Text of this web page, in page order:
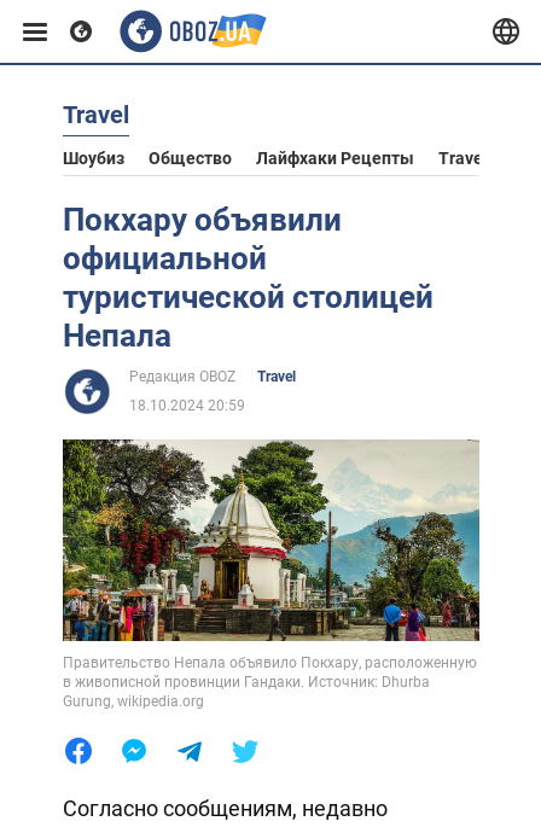
Европа
США
Азия
Африка
Жизнь
Лайфхаки
Travel
Шоубиз Общество Лайфхаки Рецепты Travel
Покхару объявили
официальной
туристической столицей
Непала
Редакция OBOZ
Travel
18.10.2024 20:59
Правительство Непала объявило Покхару, расположенную
в живописной провинции Гандаки. Источник: Dhurba
Gurung, wikipedia.org
Согласно сообщениям, недавно